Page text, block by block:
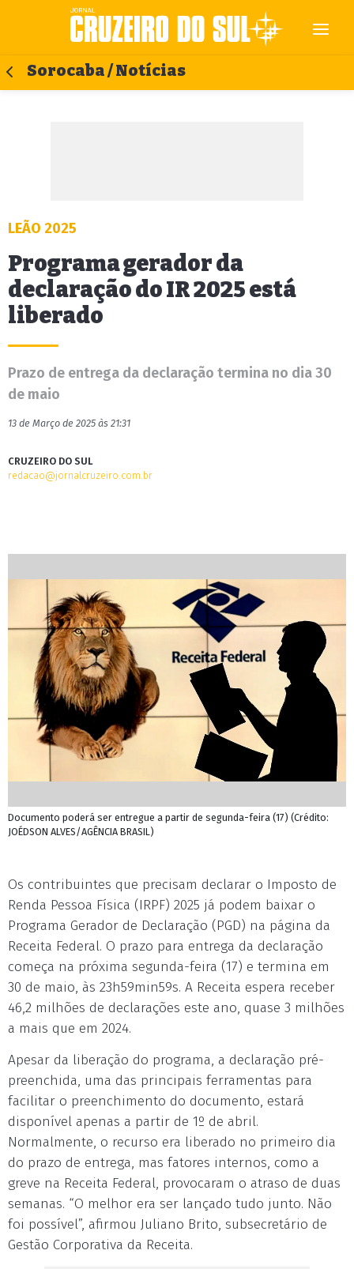
Sorocaba / Notícias
LEÃO 2025
Programa gerador da
declaração do IR 2025 está
liberado
Prazo de entrega da declaração termina no dia 30
de maio
13 de Março de 2025 às 21:31
CRUZEIRO DO SUL
redacao@jornalcruzeiro.com.br
Documento poderá ser entregue a partir de segunda-feira (17) (Crédito:
JOÉDSON ALVES/AGÊNCIA BRASIL)
Os contribuintes que precisam declarar o Imposto de
Renda Pessoa Física (IRPF) 2025 já podem baixar o
Programa Gerador de Declaração (PGD) na página da
Receita Federal. O prazo para entrega da declaração
começa na próxima segunda-feira (17) e termina em
30 de maio, às 23h59min59s. A Receita espera receber
46,2 milhões de declarações este ano, quase 3 milhões
a mais que em 2024.
Apesar da liberação do programa, a declaração pré-
preenchida, uma das principais ferramentas para
facilitar o preenchimento do documento, estará
disponível apenas a partir de 1º de abril.
Normalmente, o recurso era liberado no primeiro dia
do prazo de entrega, mas fatores internos, como a
greve na Receita Federal, provocaram o atraso de duas
semanas. “O melhor era ser lançado tudo junto. Não
foi possível”, afirmou Juliano Brito, subsecretário de
Gestão Corporativa da Receita.